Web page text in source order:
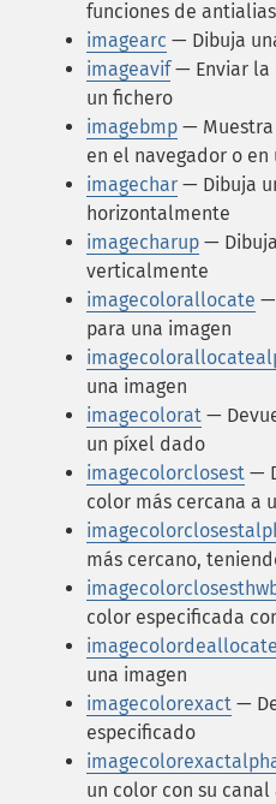
funciones de antialias
imagearc — Dibuja
imageavif— Enviar la
un fichero
imagebmp — Muestra
en el navegador o en
imagechar — Dibuja
horizontalmente
imagecharup —
verticalmente
imagecolorallocate —
para una imagen
una imagen
imagecolorat —
un píxel dado
imagecolorclosest —
color más cercana a
más cercano,
color especificada
imagecolordeallocate
una imagen
imagecolorexact —
especificado
un color con su canal